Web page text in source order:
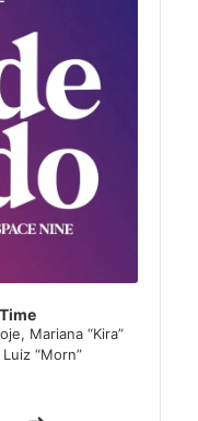
Mariana “Kira”
“Morn”